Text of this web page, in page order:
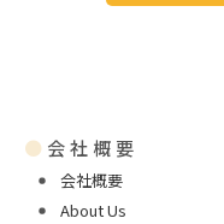
● 会社概要
会社概要
About Us